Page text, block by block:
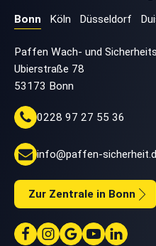
Bonn Köln Düsseldorf
Paffen Wach- und
Ubierstraße 78
53173 Bonn
0228 97 27 55 36
info@paffen-
Zur Zentrale in Bonn